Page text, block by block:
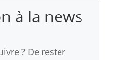
à la news
? De rester